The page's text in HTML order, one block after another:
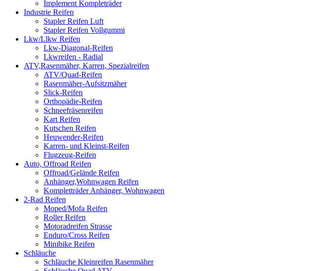
Implement Kompleträder
Industrie Reifen
Stapler Reifen Luft
Stapler Reifen Vollgummi
Lkw/Llkw Reifen
Lkw-Diagonal-Reifen
Lkwreifen - Radial
ATV,Rasenmäher, Karren, Spezialreifen
ATV/Quad-Reifen
Rasenmäher-Aufsitzmäher
Slick-Reifen
Orthopädie-Reifen
Schneefräsenreifen
Kart Reifen
Kutschen Reifen
Heuwender-Reifen
Karren- und Kleinst-Reifen
Flugzeug-Reifen
Auto, Offroad Reifen
Offroad/Gelände Reifen
Anhänger,Wohnwagen Reifen
Kompletträder Anhänger, Wohnwagen
2-Rad Reifen
Moped/Mofa Reifen
Roller Reifen
Motoradreifen Strasse
Enduro/Cross Reifen
Minibike Reifen
Schläuche
Schläuche Kleinreifen Rasenmäher